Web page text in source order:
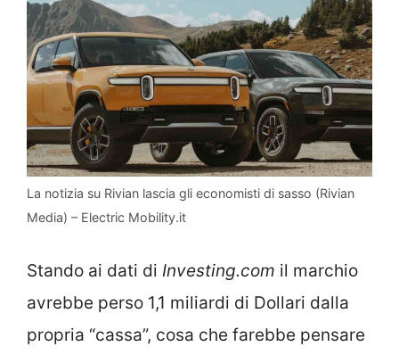
La notizia su Rivian lascia gli economisti di sasso (Rivian
Media) – Electric Mobility.it
Stando ai dati di Investing.com il marchio
avrebbe perso 1,1 miliardi di Dollari dalla
propria “cassa”, cosa che farebbe pensare